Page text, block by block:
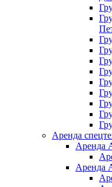
Аренда
Аренда
Аренда